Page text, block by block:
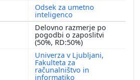
Odsek za umetno
inteligenco
Delovno razmerje po
pogodbi o zaposlitvi
(50%, RD:50%)
Univerza v Ljubljani,
Fakulteta za
računalništvo in
informatiko